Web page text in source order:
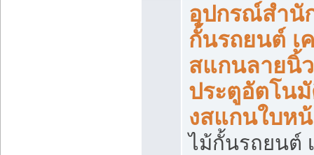
อุปกรณ์สำนั
กั้นรถยนต์ เ
สแกนลายนิ้
ประตูอัตโน
งสแกนใบห
ไม้กั้นรถยนต์